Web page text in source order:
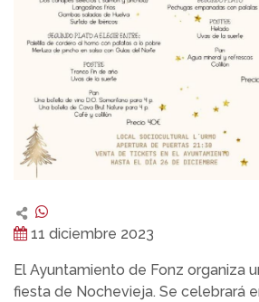
11 diciembre 2023
El Ayuntamiento de Fonz organiza
fiesta de Nochevieja. Se celebrará